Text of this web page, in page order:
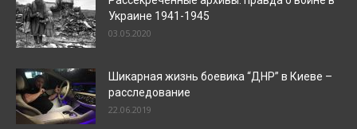
Украине 1941-1945
03.05.2020
Шикарная жизнь боевика “ДНР” в Киеве –
расследование
22.06.2019